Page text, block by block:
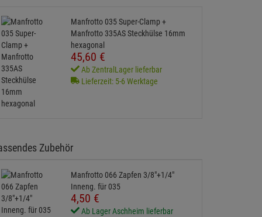
Manfrotto 035 Super-Clamp +
Manfrotto 335AS Steckhülse 16mm
hexagonal
45,60 €
Ab ZentralLager lieferbar
Lieferzeit: 5-6 Werktage
Zubehör
Manfrotto 066 Zapfen 3/8"+1/4"
Inneng. für 035
4,50 €
Ab Lager Aschheim lieferbar